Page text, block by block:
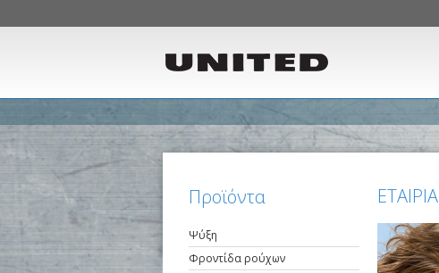
Προϊόντα
Ψύξη
Φροντίδα ρούχων
ΕΤΑΙΡΙΑ